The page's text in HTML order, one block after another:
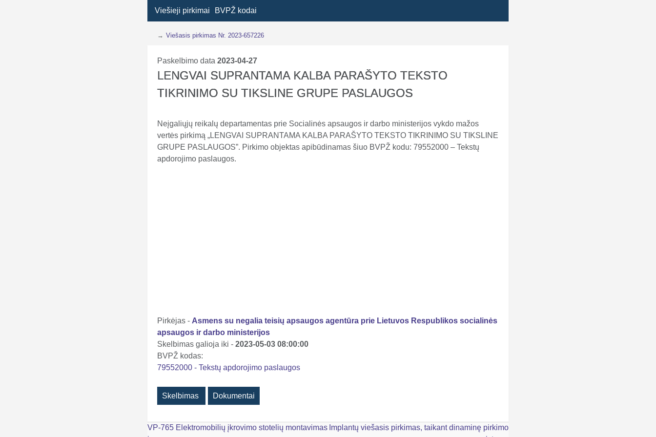
Viešieji pirkimai BVPŽ kodai
→ Viešasis pirkimas Nr. 2023-657226
Paskelbimo data2023-04-27
LENGVAI SUPRANTAMA KALBA PARAŠYTO TEKSTO
TIKRINIMO SU TIKSLINE GRUPE PASLAUGOS
Neįgaliųjų reikalų departamentas prie Socialinės apsaugos ir darbo ministerijos vykdo mažos
vertės pirkimą „LENGVAI SUPRANTAMA KALBA PARAŠYTO TEKSTO TIKRINIMO SU TIKSLINE
GRUPE PASLAUGOS”. Pirkimo objektas apibūdinamas šiuo BVPŽ kodu: 79552000 – Tekstų
apdorojimo paslaugos.
Pirkėjas - Asmens su negalia teisių apsaugos agentūra prie Lietuvos Respublikos socialinės
apsaugos ir darbo ministerijos
Skelbimas galioja iki -2023-05-03 08:00:00
BVPŽ kodas:
79552000 - Tekstų apdorojimo paslaugos
Skelbimas Dokumentai
Navigacija
VP-765 Elektromobilių įkrovimo stotelių montavimas Implantų viešasis pirkimas, taikant dinaminę pirkimo